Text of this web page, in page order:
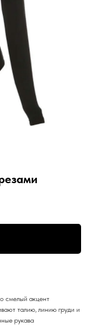
смелый акцент
талию, линию груди и
рукава